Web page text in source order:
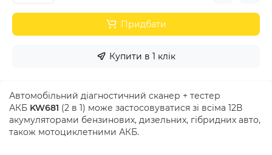
Придбати
Купити в 1 клік
Автомобільний діагностичний сканер + тестер
АКБ KW681 (2 в 1) може застосовуватися зі всіма 12В
акумуляторами бензинових, дизельних, гібридних авто,
також мотоциклетними АКБ.